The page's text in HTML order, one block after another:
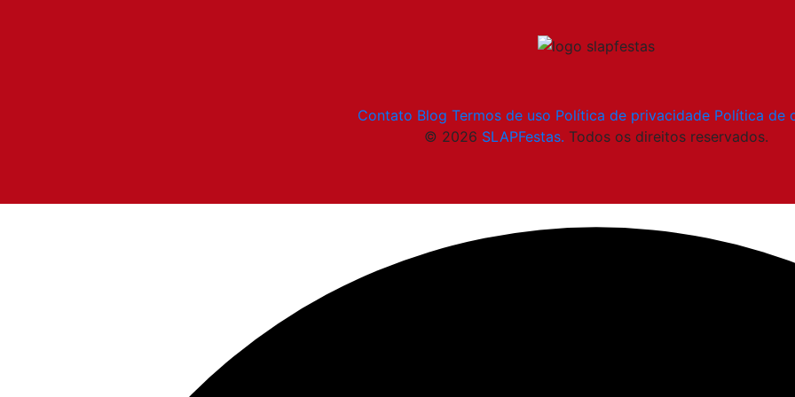
Contato Blog Termos de uso Política de privacidade Política de
© 2026 SLAPFestas. Todos os direitos reservados.